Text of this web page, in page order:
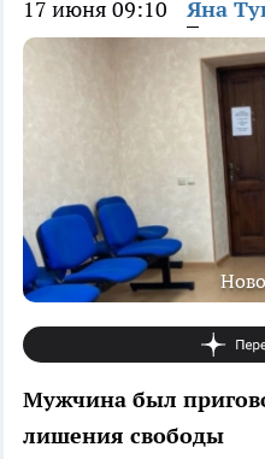
17 июня 09:10 Яна
Мужчина был
лишения свободы